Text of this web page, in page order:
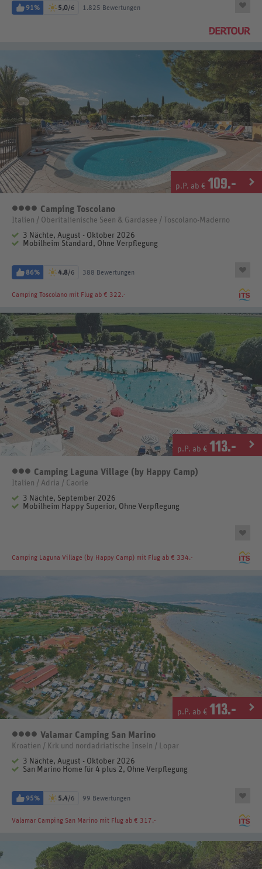
91% 5,0/6 1.825 Bewertungen
p.P. ab € 109.-
4 Sterne
Camping Toscolano
Italien / Oberitalienische Seen & Gardasee / Toscolano-Maderno
3 Nächte, August - Oktober 2026
Mobilheim Standard, Ohne Verpflegung
86% 4,8/6 388 Bewertungen
Camping Toscolano mit Flug ab € 322.-
p.P. ab € 113.-
3 Sterne
Camping Laguna Village (by Happy Camp)
Italien / Adria / Caorle
3 Nächte, September 2026
Mobilheim Happy Superior, Ohne Verpflegung
Camping Laguna Village (by Happy Camp) mit Flug ab € 334.-
p.P. ab € 113.-
4 Sterne
Valamar Camping San Marino
Kroatien / Krk und nordadriatische Inseln / Lopar
3 Nächte, August - Oktober 2026
San Marino Home für 4 plus 2, Ohne Verpflegung
95% 5,4/6 99 Bewertungen
Valamar Camping San Marino mit Flug ab € 317.-